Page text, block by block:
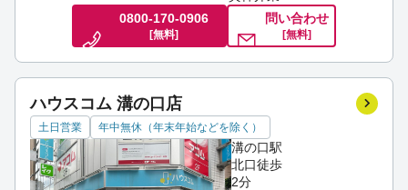
0800-170-0906
[無料]
問い合わせ
[無料]
ハウスコム 溝の口店
土日営業 年中無休（年末年始などを除く）
溝の口駅
北口徒歩
2分